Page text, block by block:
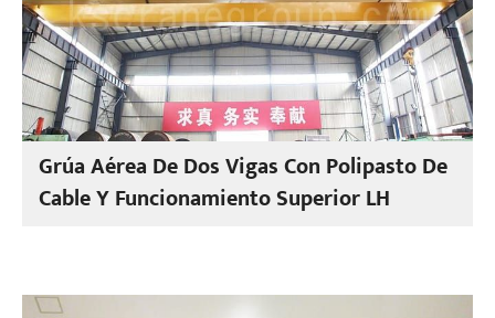
Grúa Aérea De Dos Vigas Con Polipasto De
Cable Y Funcionamiento Superior LH